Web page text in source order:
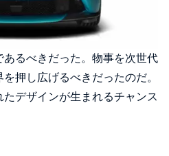
るべきだった。物事を次世代
押し広げるべきだったのだ。
デザインが生まれるチャンス